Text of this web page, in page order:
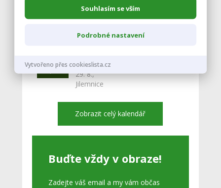
20 ZEMĚ ŽIVITELKA
20. 8. - 25. 8.,
České Budějovice
29
srpen
LIBERECKÉHO KRAJE 2026
29. 8.,
Jilemnice
Zobrazit celý kalendář
Buďte vždy v obraze!
Zadejte váš email a my vám občas
Souhlasím se vším
Podrobné nastavení
Vytvořeno přes cookieslista.cz